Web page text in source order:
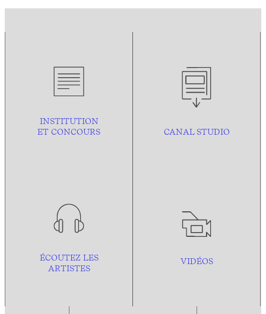
INSTITUTION
ET CONCOURS
CANAL STUDIO
ÉCOUTEZ LES
ARTISTES
VIDÉOS